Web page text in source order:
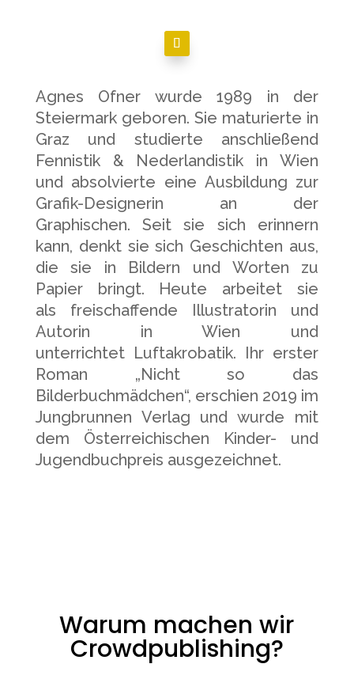
Agnes Ofner wurde 1989 in der
Steiermark geboren. Sie maturierte in
Graz und studierte anschließend
Fennistik & Nederlandistik in Wien
und absolvierte eine Ausbildung zur
Grafik-Designerin an der
Graphischen. Seit sie sich erinnern
kann, denkt sie sich Geschichten aus,
die sie in Bildern und Worten zu
Papier bringt. Heute arbeitet sie
als freischaffende Illustratorin und
Autorin in Wien und
unterrichtet Luftakrobatik. Ihr erster
Roman „Nicht so das
Bilderbuchmädchen“, erschien 2019 im
Jungbrunnen Verlag und wurde mit
dem Österreichischen Kinder- und
Jugendbuchpreis ausgezeichnet.
Warum machen wir
Crowdpublishing?